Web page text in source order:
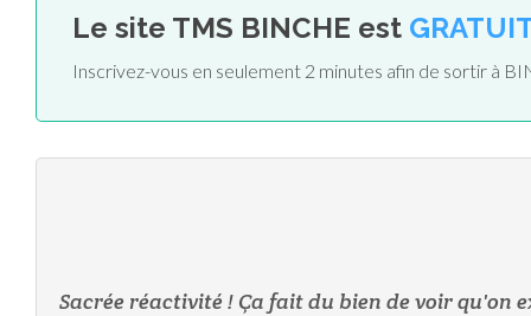
Le site TMS BINCHE est
Inscrivez-vous en seulement 2 minutes afin de sortir à
Sacrée réactivité ! Ça fait du bien de voir qu'on